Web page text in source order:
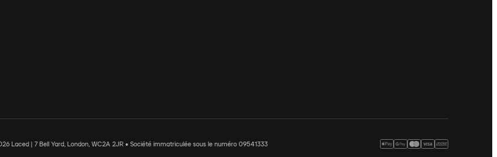
Laced | 7 Bell Yard, London, WC2A 2JR • Société immatriculée sous le numéro 09541333